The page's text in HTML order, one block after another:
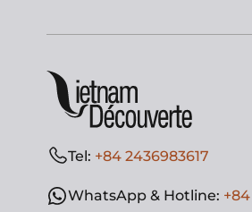
Tel: +84 2436983617
WhatsApp & Hotline: +84